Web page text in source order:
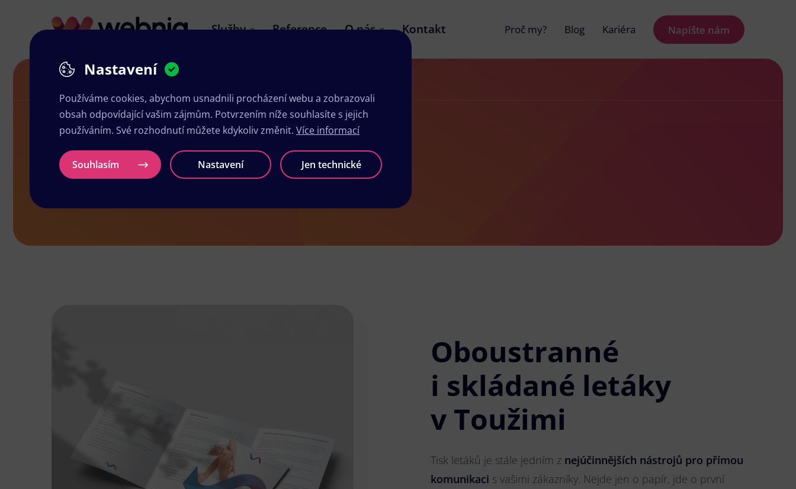
Služby Reference O nás Kontakt Proč my? Blog Kariéra Napište nám
Letáky v Toužimi
Oboustranné
i skládané letáky
v Toužimi
Tisk letáků je stále jedním z nejúčinnějších nástrojů pro přímou
komunikaci s vašimi zákazníky. Nejde jen o papír, jde o první
Nastavení
Používáme cookies, abychom usnadnili procházení webu a zobrazovali
obsah odpovídající vašim zájmům. Potvrzením níže souhlasíte s jejich
používáním. Své rozhodnutí můžete kdykoliv změnit. Více informací
Souhlasím Nastavení Jen technické